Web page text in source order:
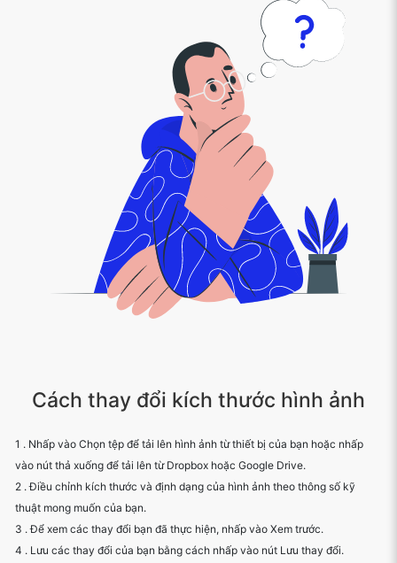
Cách thay đổi kích thước hình ảnh
1 . Nhấp vào Chọn tệp để tải lên hình ảnh từ thiết bị của bạn hoặc nhấp
vào nút thả xuống để tải lên từ Dropbox hoặc Google Drive.
2 . Điều chỉnh kích thước và định dạng của hình ảnh theo thông số kỹ
thuật mong muốn của bạn.
3 . Để xem các thay đổi bạn đã thực hiện, nhấp vào Xem trước.
4 . Lưu các thay đổi của bạn bằng cách nhấp vào nút Lưu thay đổi.